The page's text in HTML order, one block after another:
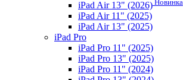
iPad Air 13" (2026) Новинка
iPad Air 11" (2025)
iPad Air 13" (2025)
iPad Pro
iPad Pro 11" (2025)
iPad Pro 13" (2025)
iPad Pro 11" (2024)